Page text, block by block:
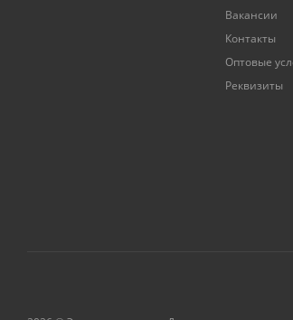
Вакансии
Контакты
Оптовые
Реквизиты